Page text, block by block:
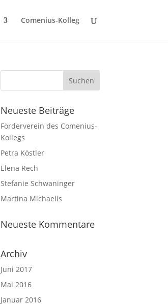
Comenius-Kolleg
Neueste Beiträge
Förderverein des Comenius-
Kollegs
Petra Köstler
Elena Rech
Stefanie Schwaninger
Martina Michaelis
Neueste Kommentare
Archiv
Juni 2017
Mai 2016
Januar 2016